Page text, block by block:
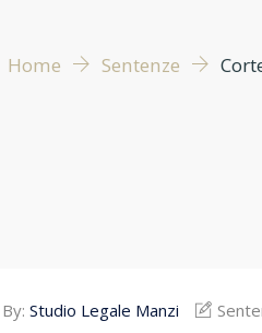
Home Sentenze
By: Studio Legale Manzi